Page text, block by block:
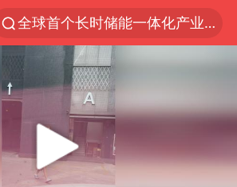
全球首个长时储能一体化产业园量产
“秋天的第一杯奶茶”6岁了
上海：台风白海豚或将带来龙卷风
38岁演员求职万岁山NPC成功